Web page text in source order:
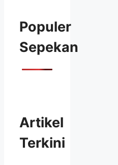
Populer
Sepekan
Artikel
Terkini